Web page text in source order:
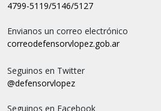
4799-5119/5146/5127
Envianos un correo electrónico
correodefensorvlopez.gob.ar
Seguinos en Twitter
@defensorvlopez
Seguinos en Facebook